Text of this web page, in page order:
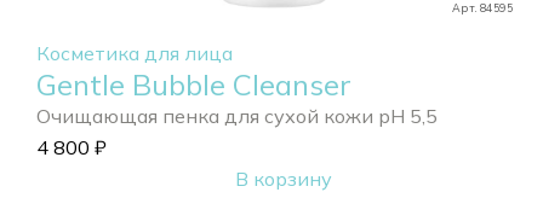
Арт. 84595
Косметика для лица
Gentle Bubble Cleanser
Очищающая пенка для сухой кожи pH 5,5
4 800 ₽
В корзину